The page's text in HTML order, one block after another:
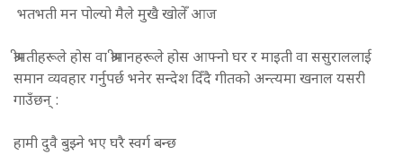
भतभती मन पोल्यो मैले मुखै खोलेँ आज
श्रीमतीहरूले होस वा श्रीमानहरूले होस आफ्नो घर र माइती वा ससुराललाई
समान व्यवहार गर्नुपर्छ भनेर सन्देश दिँदै गीतको अन्त्यमा खनाल यसरी
गाउँछन् :
हामी दुवै बुझ्ने भए घरै स्वर्ग बन्छ